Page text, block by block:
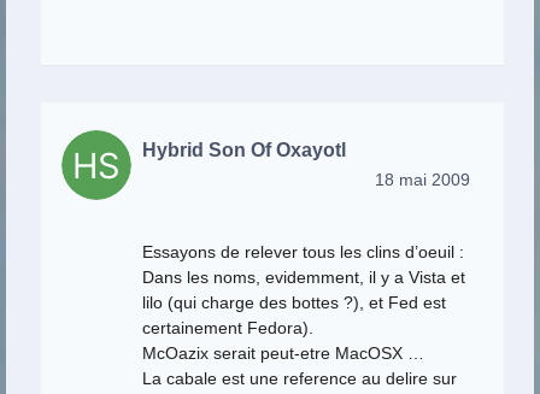
Hybrid Son Of Oxayotl
18 mai 2009
Essayons de relever tous les clins d’oeuil :
Dans les noms, evidemment, il y a Vista et
lilo (qui charge des bottes ?), et Fed est
certainement Fedora).
McOazix serait peut-etre MacOSX …
La cabale est une reference au delire sur